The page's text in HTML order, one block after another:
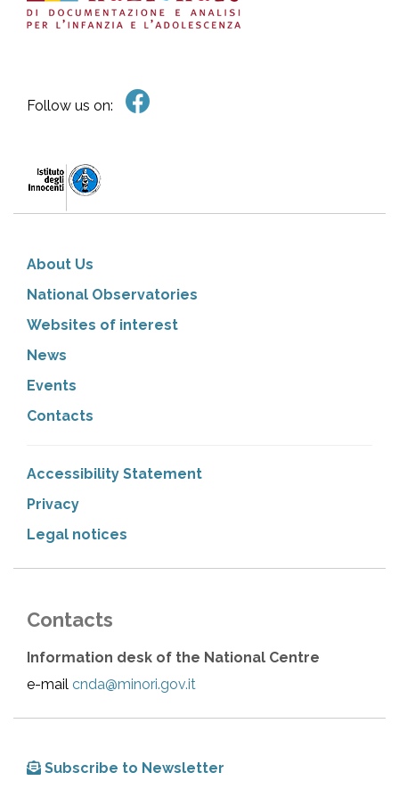
Follow us on:
About Us
National Observatories
Websites of interest
News
Events
Contacts
Accessibility Statement
Privacy
Legal notices
Contacts
Information desk of the National Centre
e-mail cnda@minori.gov.it
Subscribe to Newsletter